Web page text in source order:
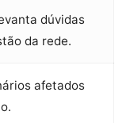
dúvidas
da rede.
afetados